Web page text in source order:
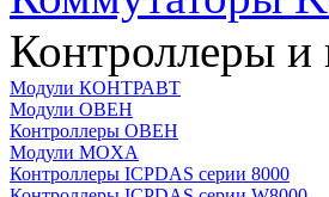
Контроллеры и
Модули КОНТРАВТ
Модули ОВЕН
Контроллеры ОВЕН
Модули MOXA
Контроллеры ICPDAS серии 8000